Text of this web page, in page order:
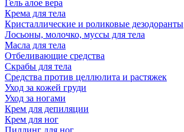
Гель алое вера
Крема для тела
Кристаллические и роликовые дезодоранты
Лосьоны, молочко, муссы для тела
Масла для тела
Отбеливающие средства
Скрабы для тела
Средства против целлюлита и растяжек
Уход за кожей груди
Уход за ногами
Крем для депиляции
Крем для ног
Пиллинг для ног